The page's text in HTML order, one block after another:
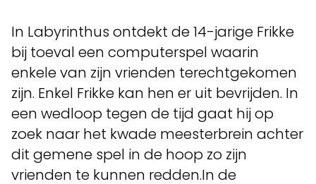
In Labyrinthus ontdekt de 14-jarige Frikke
bij toeval een computerspel waarin
enkele van zijn vrienden terechtgekomen
zijn. Enkel Frikke kan hen er uit bevrijden. In
een wedloop tegen de tijd gaat hij op
zoek naar het kwade meesterbrein achter
dit gemene spel in de hoop zo zijn
vrienden te kunnen redden.In de